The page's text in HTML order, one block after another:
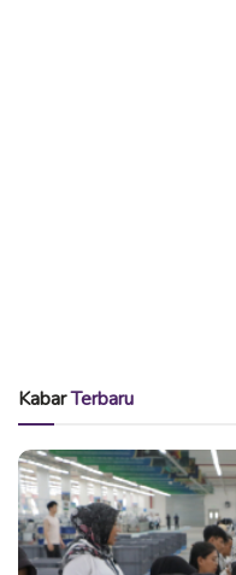
KabarTerbaru